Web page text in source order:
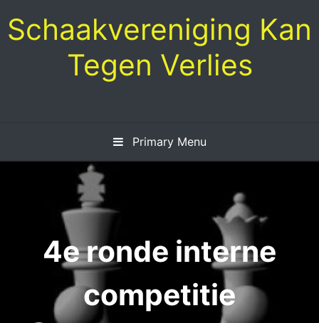
to
content
Schaakvereniging Kan
Tegen Verlies
Primary Menu
4e ronde interne
competitie